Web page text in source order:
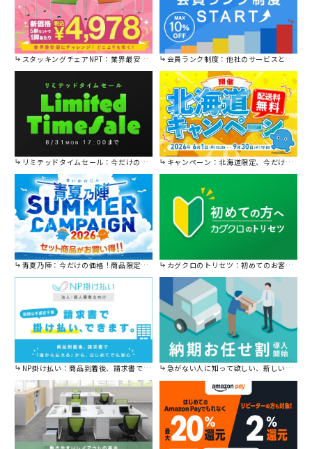
スタッキングチェアNPT：業界最安値に挑戦！ 会員ランク制度：他社のサービスと比較してください。
リミテッドタイムセール：今だけの限定セール。 キャンペーン：北海道限定、今だけ送料無料！
青夏乃陣：今だけの価格！商品限定セール開催中です。 カグクロのトリセツ：初めてのお客様はこちら。
NP掛け払い：商品到着後、請求書で後から払えます。 急がない人に知って欲しい、新しい割引を始めました。